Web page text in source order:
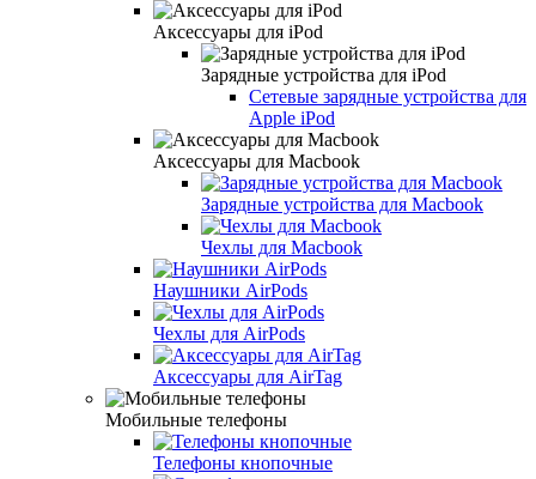
Аксессуары для iPod
Зарядные устройства для iPod
Сетевые зарядные устройства для
Apple iPod
Аксессуары для Macbook
Зарядные устройства для Macbook
Чехлы для Macbook
Наушники AirPods
Чехлы для AirPods
Аксессуары для AirTag
Мобильные телефоны
Телефоны кнопочные